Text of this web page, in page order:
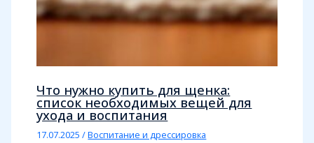
Что нужно купить для щенка:
список необходимых вещей для
ухода и воспитания
17.07.2025/Воспитание и дрессировка